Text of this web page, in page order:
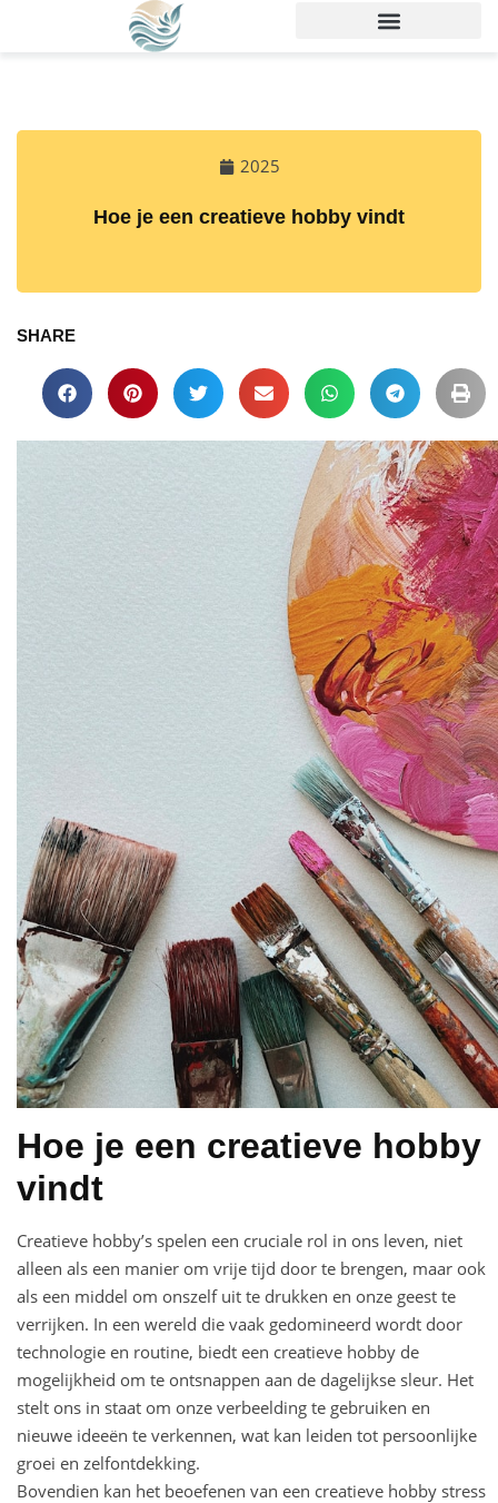
2025
Hoe je een creatieve hobby vindt
SHARE
Hoe je een creatieve hobby
vindt
Creatieve hobby’s spelen een cruciale rol in ons leven, niet
alleen als een manier om vrije tijd door te brengen, maar ook
als een middel om onszelf uit te drukken en onze geest te
verrijken. In een wereld die vaak gedomineerd wordt door
technologie en routine, biedt een creatieve hobby de
mogelijkheid om te ontsnappen aan de dagelijkse sleur. Het
stelt ons in staat om onze verbeelding te gebruiken en
nieuwe ideeën te verkennen, wat kan leiden tot persoonlijke
groei en zelfontdekking.
Bovendien kan het beoefenen van een creatieve hobby stress